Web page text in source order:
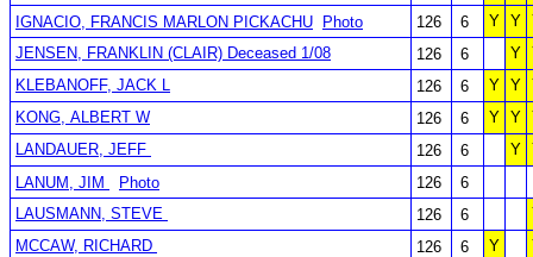
IGNACIO, FRANCIS MARLON PICKACHU
Photo 126 6 Y Y
JENSEN, FRANKLIN (CLAIR) Deceased 1/08
126 6 Y
KLEBANOFF, JACK L
126 6 Y Y
KONG, ALBERT W
126 6 Y Y
LANDAUER, JEFF
126 6 Y
LANUM, JIM
Photo 126
6
LAUSMANN, STEVE
126 6
MCCAW, RICHARD
126 6 Y